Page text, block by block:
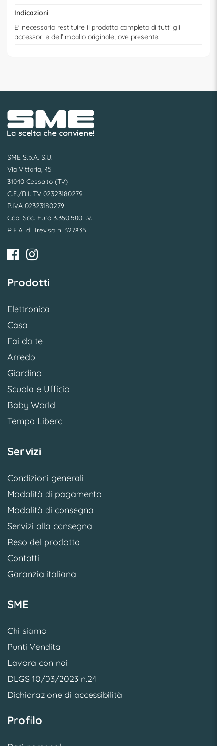
Indicazioni
E' necessario restituire il prodotto completo di tutti gli
accessori e dell'imballo originale, ove presente.
SME S.p.A. S.U.
Via Vittoria, 45
31040 Cessalto (TV)
C.F./R.I. TV 02323180279
P.IVA 02323180279
Cap. Soc. Euro 3.360.500 i.v.
R.E.A. di Treviso n. 327835
Prodotti
Elettronica
Casa
Fai da te
Arredo
Giardino
Scuola e Ufficio
Baby World
Tempo Libero
Servizi
Condizioni generali
Modalità di pagamento
Modalità di consegna
Servizi alla consegna
Reso del prodotto
Contatti
Garanzia italiana
SME
Chi siamo
Punti Vendita
Lavora con noi
DLGS 10/03/2023 n.24
Dichiarazione di accessibilità
Profilo